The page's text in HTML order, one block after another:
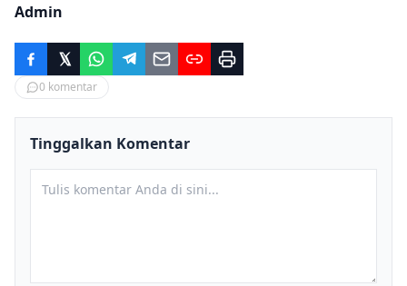
Admin
0 komentar
Tinggalkan Komentar